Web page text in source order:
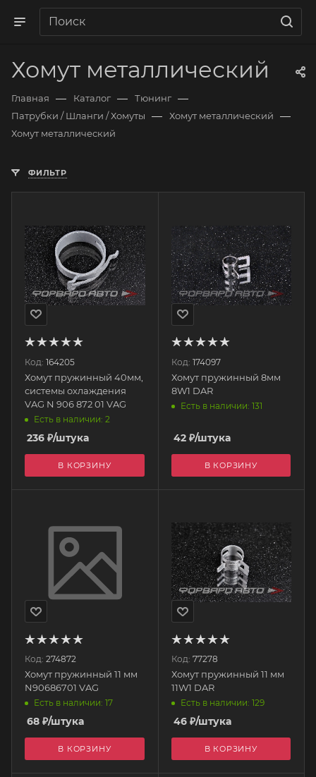
Хомут металлический
Главная — Каталог — Тюнинг —
Патрубки / Шланги / Хомуты — Хомут металлический —
Хомут металлический
ФИЛЬТР
Код: 164205
Хомут пружинный 40мм,
системы охлаждения
VAG N 906 872 01 VAG
Есть в наличии: 2
236 ₽/штука
В КОРЗИНУ
Код: 174097
Хомут пружинный 8мм
8W1 DAR
Есть в наличии: 131
42₽/штука
В КОРЗИНУ
Код: 274872
Хомут пружинный 11 мм
N90686701 VAG
Есть в наличии: 17
68 ₽/штука
В КОРЗИНУ
Код: 77278
Хомут пружинный 11 мм
11W1 DAR
Есть в наличии: 129
46₽/штука
В КОРЗИНУ